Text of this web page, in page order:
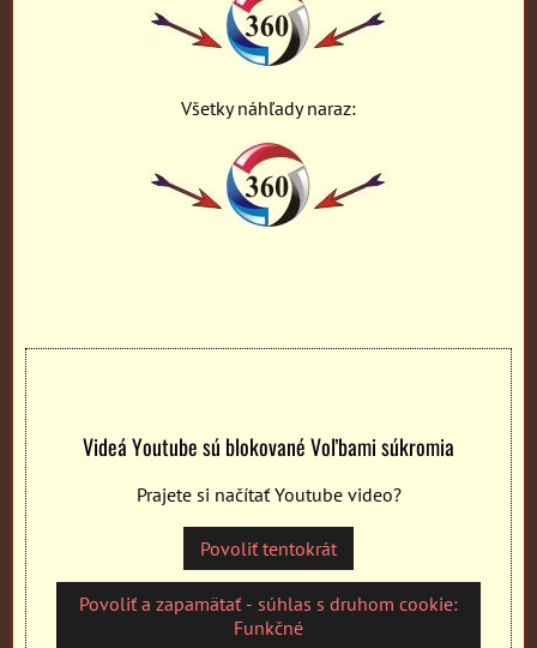
Všetky náhľady naraz:
Videá Youtube sú blokované Voľbami súkromia
Prajete si načítať Youtube video?
Povoliť tentokrát
Povoliť a zapamätať - súhlas s druhom cookie:
Funkčné